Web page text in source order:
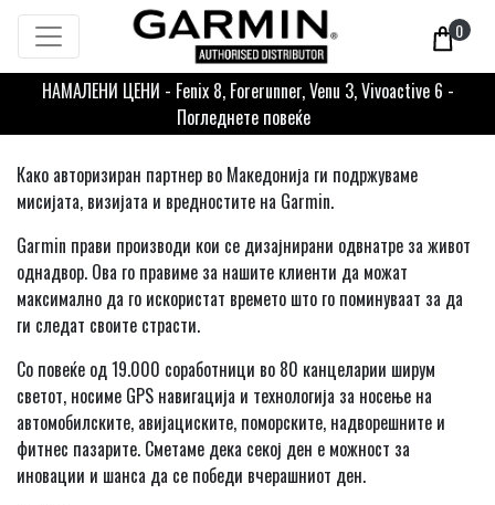
0
НАМАЛЕНИ ЦЕНИ - Fenix 8, Forerunner, Venu 3, Vivoactive 6 -
Погледнете повеќе
Како авторизиран партнер во Македонија ги подржуваме
мисијата, визијата и вредностите на Garmin.
Garmin прави производи кои се дизајнирани одвнатре за живот
однадвор. Ова го правиме за нашите клиенти да можат
максимално да го искористат времето што го поминуваат за да
ги следат своите страсти.
Со повеќе од 19.000 соработници во 80 канцеларии ширум
светот, носиме GPS навигација и технологија за носење на
автомобилските, авијациските, поморските, надворешните и
фитнес пазарите. Сметаме дека секој ден е можност за
иновации и шанса да се победи вчерашниот ден.